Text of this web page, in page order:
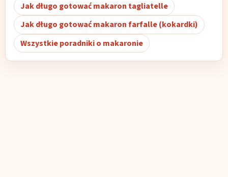
Jak długo gotować makaron tagliatelle
Jak długo gotować makaron farfalle (kokardki)
Wszystkie poradniki o makaronie